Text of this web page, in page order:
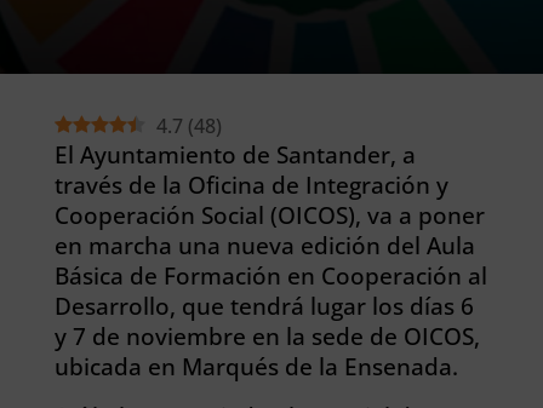
4.7 (48)
El Ayuntamiento de Santander, a
través de la Oficina de Integración y
Cooperación Social (OICOS), va a poner
en marcha una nueva edición del Aula
Básica de Formación en Cooperación al
Desarrollo, que tendrá lugar los días 6
y 7 de noviembre en la sede de OICOS,
ubicada en Marqués de la Ensenada.